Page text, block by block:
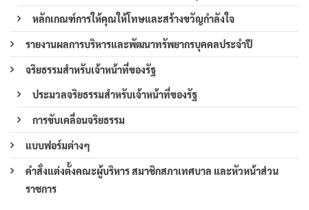
หลักเกณฑ์การให้คุณให้โทษและสร้างขวัญกำลังใจ
รายงานผลการบริหารและพัฒนาทรัพยากรบุคคลประจำปี
จริยธรรมสำหรับเจ้าหน้าที่ของรัฐ
ประมวลจริยธรรมสำหรับเจ้าหน้าที่ของรัฐ
การขับเคลื่อนจริยธรรม
แบบฟอร์มต่างๆ
คำสั่งแต่งตั้งคณะผู้บริหาร สมาชิกสภาเทศบาล และหัวหน้าส่วน
ราชการ